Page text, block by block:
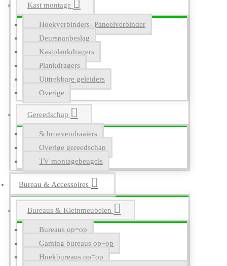
Kast montage
Hoekverbinders- Paneelverbinder
Deurspanbeslag
Kastplankdragers
Plankdragers
Uittrekbare geleiders
Overige
Gereedschap
Schroevendraaiers
Overige gereedschap
TV montagebeugels
Bureau & Accessoires
Bureaus & Kleinmeubelen
Bureaus op=op
Gaming bureaus op=op
Hoekbureaus op=op